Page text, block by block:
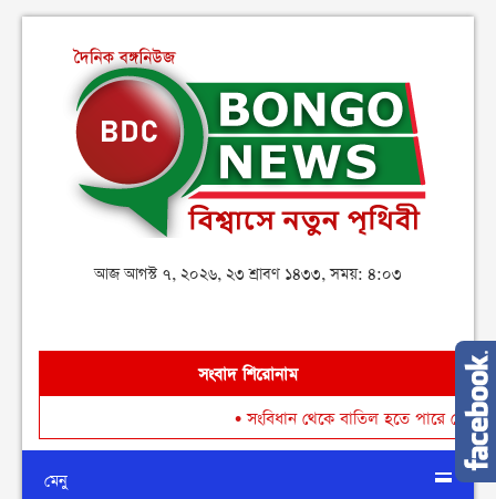
আজ আগস্ট ৭, ২০২৬, ২৩ শ্রাবণ ১৪৩৩, সময়: ৪:০৩
সংবাদ শিরোনাম
সংবিধান থেকে বাতিল হতে পারে শেখ মুজিবুর
মেনু